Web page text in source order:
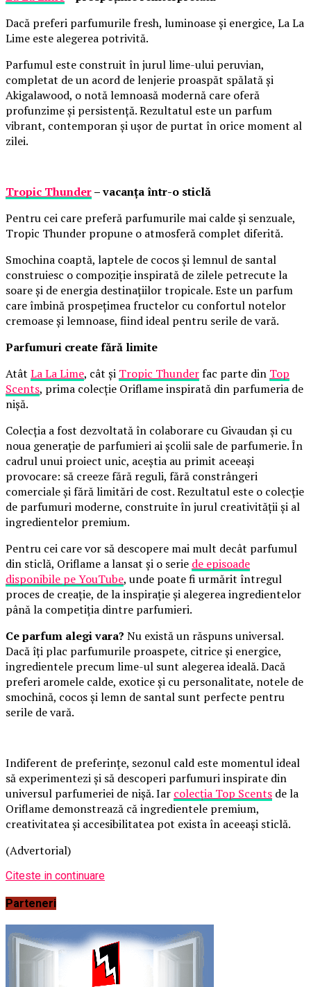
Dacă preferi parfumurile fresh, luminoase și energice, La La
Lime este alegerea potrivită.
Parfumul este construit în jurul lime-ului peruvian,
completat de un acord de lenjerie proaspăt spălată și
Akigalawood, o notă lemnoasă modernă care oferă
profunzime și persistență. Rezultatul este un parfum
vibrant, contemporan și ușor de purtat în orice moment al
zilei.
Tropic Thunder– vacanța într-o sticlă
Pentru cei care preferă parfumurile mai calde și senzuale,
Tropic Thunder propune o atmosferă complet diferită.
Smochina coaptă, laptele de cocos și lemnul de santal
construiesc o compoziție inspirată de zilele petrecute la
soare și de energia destinațiilor tropicale. Este un parfum
care îmbină prospețimea fructelor cu confortul notelor
cremoase și lemnoase, fiind ideal pentru serile de vară.
Parfumuri create fără limite
Atât La La Lime, cât și Tropic Thunderfac parte din Top
Scents, prima colecție Oriflame inspirată din parfumeria de
nișă.
Colecția a fost dezvoltată în colaborare cu Givaudan și cu
noua generație de parfumieri ai școlii sale de parfumerie. În
cadrul unui proiect unic, aceștia au primit aceeași
provocare: să creeze fără reguli, fără constrângeri
comerciale și fără limitări de cost. Rezultatul este o colecție
de parfumuri moderne, construite în jurul creativității și al
ingredientelor premium.
Pentru cei care vor să descopere mai mult decât parfumul
din sticlă, Oriflame a lansat și o serie de episoade
disponibile pe YouTube, unde poate fi urmărit întregul
proces de creație, de la inspirație și alegerea ingredientelor
până la competiția dintre parfumieri.
Ce parfum alegi vara? Nu există un răspuns universal.
Dacă îți plac parfumurile proaspete, citrice și energice,
ingredientele precum lime-ul sunt alegerea ideală. Dacă
preferi aromele calde, exotice și cu personalitate, notele de
smochină, cocos și lemn de santal sunt perfecte pentru
serile de vară.
Indiferent de preferințe, sezonul cald este momentul ideal
să experimentezi și să descoperi parfumuri inspirate din
universul parfumeriei de nișă. Iar colecția Top Scents de la
Oriflame demonstrează că ingredientele premium,
creativitatea și accesibilitatea pot exista în aceeași sticlă.
(Advertorial)
Citeste in continuare
Parteneri